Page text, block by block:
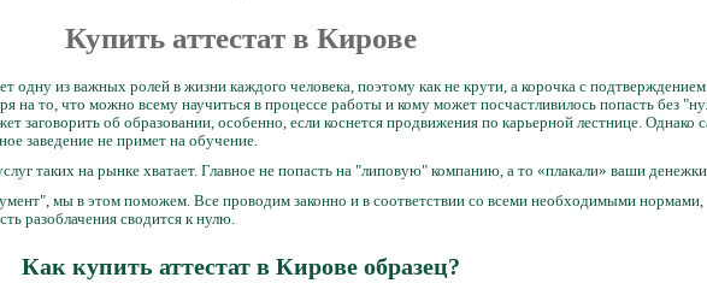
Купить аттестат в Кирове
одну из важных ролей в жизни каждого человека, поэтому как не крути, а корочка с подтверждением
на то, что можно всему научиться в процессе работы и кому может посчастливилось попасть без
заговорить об образовании, особенно, если коснется продвижения по карьерной лестнице. Однако
заведение не примет на обучение.
таких на рынке хватает. Главное не попасть на "липовую" компанию, а то «плакали» ваши
мы в этом поможем. Все проводим законно и в соответствии со всеми необходимыми нормами,
разоблачения сводится к нулю.
Как купить аттестат в Кирове образец?